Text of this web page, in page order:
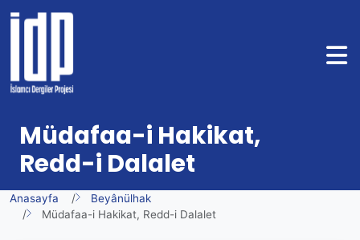
Müdafaa-i Hakikat,
Redd-i Dalalet
Anasayfa
Beyânülhak
Müdafaa-i Hakikat, Redd-i Dalalet